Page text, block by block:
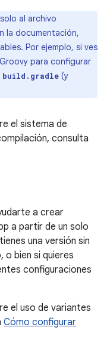
al archivo
la documentación,
Por ejemplo, si ves
para configurar
build.gradle (y
el sistema de
consulta
a crear
a partir de un solo
una versión sin
o bien si quieres
configuraciones
el uso de variantes
Cómo configurar